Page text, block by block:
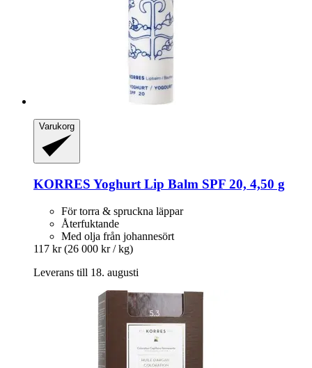
Varukorg
KORRES Yoghurt Lip Balm SPF 20, 4,50 g
För torra & spruckna läppar
Återfuktande
Med olja från johannesört
117 kr (26 000 kr / kg)
Leverans till 18. augusti